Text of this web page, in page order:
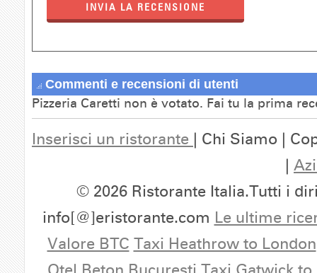
INVIA LA RECENSIONE
Commenti e recensioni di utenti
Pizzeria Caretti non è votato. Fai tu la prima
Inserisci un ristorante | Chi Siamo |
|
© 2026 Ristorante Italia.Tutti i
info[@]eristorante.com Le ultime
Valore BTC Taxi Heathrow to London